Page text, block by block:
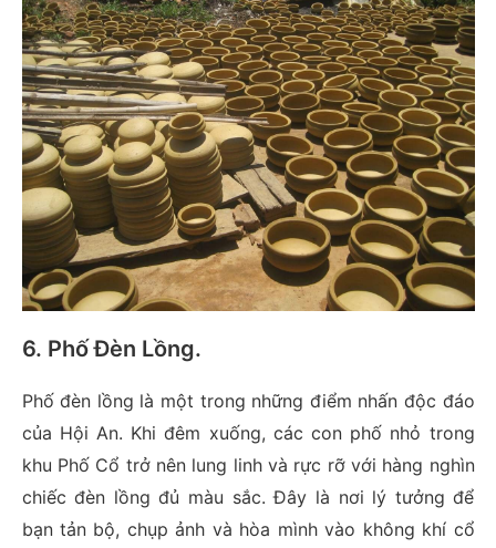
6. Phố Đèn Lồng.
Phố đèn lồng là một trong những điểm nhấn độc đáo
của Hội An. Khi đêm xuống, các con phố nhỏ trong
khu Phố Cổ trở nên lung linh và rực rỡ với hàng nghìn
chiếc đèn lồng đủ màu sắc. Đây là nơi lý tưởng để
bạn tản bộ, chụp ảnh và hòa mình vào không khí cổ